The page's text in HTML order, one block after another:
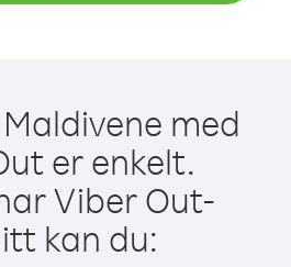
med
er enkelt.
Viber Out-
kan du: